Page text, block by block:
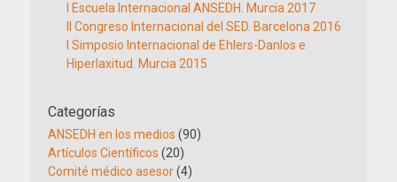
I Escuela Internacional ANSEDH. Murcia 2017
II Congreso Internacional del SED. Barcelona 2016
I Simposio Internacional de Ehlers-Danlos e
Hiperlaxitud. Murcia 2015
Categorías
ANSEDH en los medios (90)
Artículos Científicos (20)
Comité médico asesor(4)